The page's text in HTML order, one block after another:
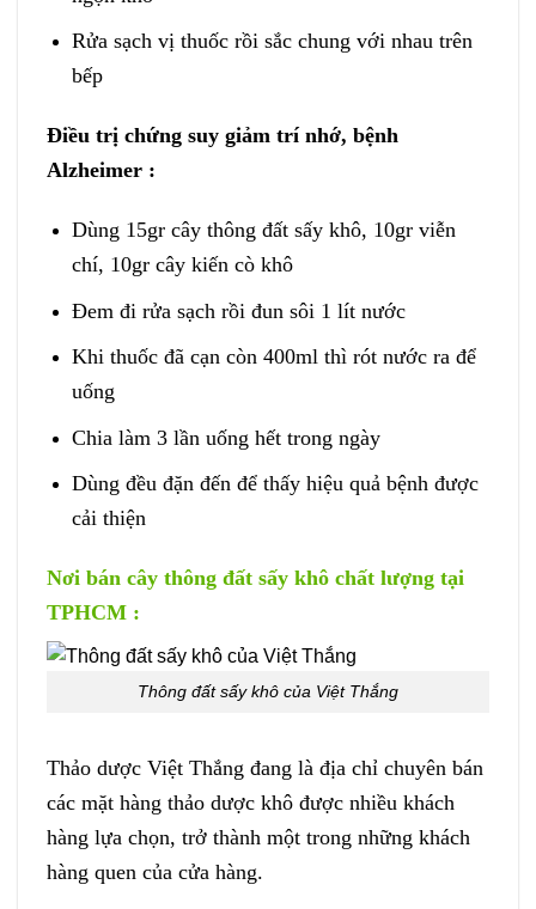
Rửa sạch vị thuốc rồi sắc chung với nhau trên
bếp
Điều trị chứng suy giảm trí nhớ, bệnh
Alzheimer :
Dùng 15gr cây thông đất sấy khô, 10gr viễn
chí, 10gr cây kiến cò khô
Đem đi rửa sạch rồi đun sôi 1 lít nước
Khi thuốc đã cạn còn 400ml thì rót nước ra để
uống
Chia làm 3 lần uống hết trong ngày
Dùng đều đặn đến để thấy hiệu quả bệnh được
cải thiện
Nơi bán cây thông đất sấy khô chất lượng tại
TPHCM :
Thông đất sấy khô của Việt Thắng
Thảo dược Việt Thắng đang là địa chỉ chuyên bán
các mặt hàng thảo dược khô được nhiều khách
hàng lựa chọn, trở thành một trong những khách
hàng quen của cửa hàng.